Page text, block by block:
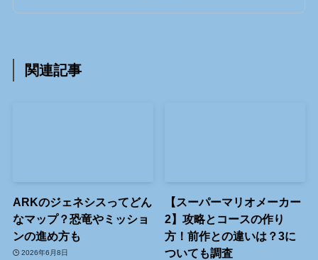
関連記事
ARKのジェネシスってどん
なマップ？恐竜やミッショ
ンの進め方も
2026年6月8日
【スーパーマリオメーカー
2】攻略とコースの作り
方！前作との違いは？3に
ついても調査